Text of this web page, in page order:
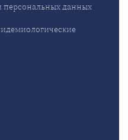
данных